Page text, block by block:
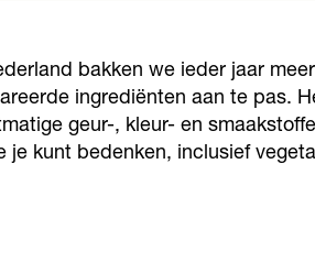
bakken we ieder jaar
ingrediënten aan te pas.
geur-, kleur- en
kunt bedenken, inclusief